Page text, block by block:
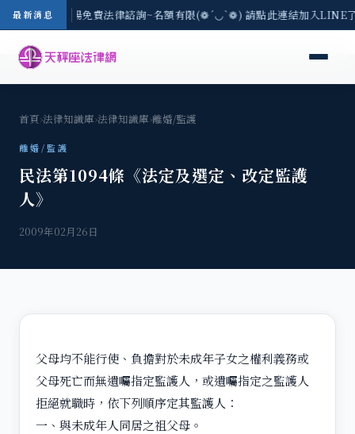
最新消息
區-8/3(一) 現場免費法律諮詢~名額有限(❁´◡`❁) 請點此連結加入
首頁›法律知識庫›法律知識庫›離婚/監護
離婚/監護
民法第1094條《法定及選定、改定監護
人》
2009年02月26日
父母均不能行使、負擔對於未成年子女之權利義務或
父母死亡而無遺囑指定監護人，或遺囑指定之監護人
拒絕就職時，依下列順序定其監護人：
一、與未成年人同居之祖父母。